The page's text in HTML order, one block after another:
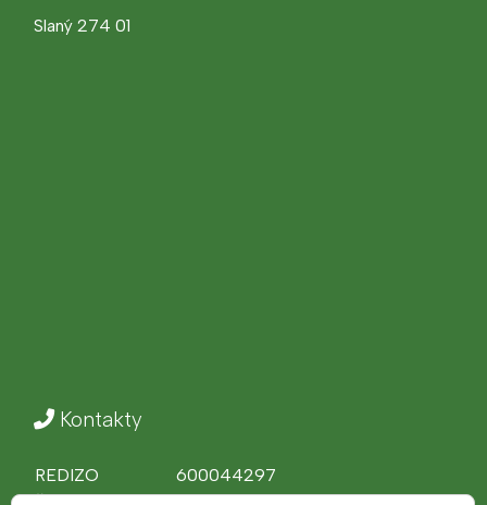
Slaný 274 01
Kontakty
REDIZO
600044297